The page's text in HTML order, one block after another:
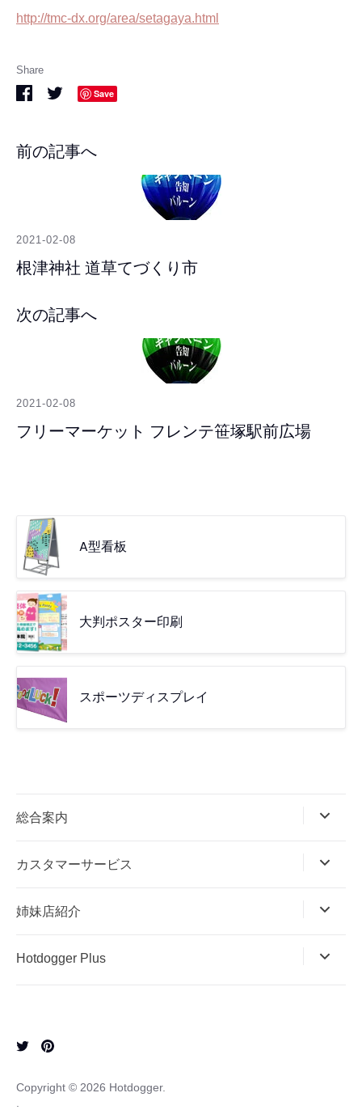
http://tmc-dx.org/area/setagaya.html
Share
ShareShareSave
前の記事へ
2021-02-08
根津神社 道草てづくり市
次の記事へ
2021-02-08
フリーマーケット フレンテ笹塚駅前広場
A型看板
大判ポスター印刷
スポーツディスプレイ
総合案内
カスタマーサービス
姉妹店紹介
Hotdogger Plus
Copyright © 2026 Hotdogger.